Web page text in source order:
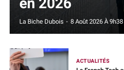
La Biche Dubois - 8 Août 2026 À 9h38
ACTUALITÉS